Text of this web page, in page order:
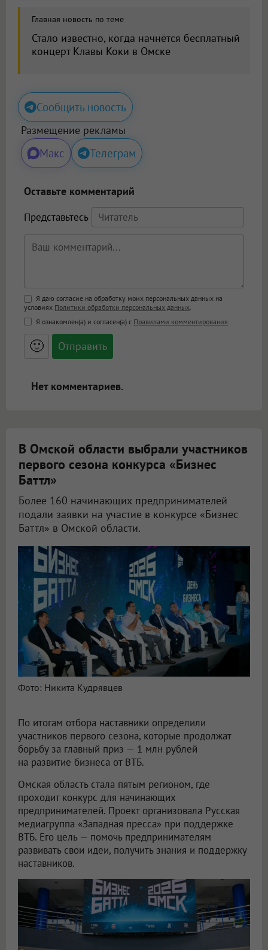
Главная новость по теме
Стало известно, когда начнётся бесплатный
концерт Клавы Коки в Омске
Сообщить новость
Размещение рекламы
Макс Телеграм
Оставьте комментарий
Представьтесь
Поддержка HTML
<b>, <strong>, <u>, <i>, <em>, <s>, <big>,
<small>, <sup>, <sub>, <pre>, <ul>, <ol>, <li>,
<blockquote>, <code> экранирует HTML,
адреса URL автоматически становятся
ссылками, и [img]адрес[/img] будет
Я даю согласие на обработку моих персональных данных на
условиях Политики обработки персональных данных
Я ознакомлен(а) и согласен(а) с Правилами комментирования
🙂
Нет комментариев.
В Омской области выбрали участников
первого сезона конкурса «Бизнес
Баттл»
Более 160 начинающих предпринимателей
подали заявки на участие в конкурсе «Бизнес
Баттл» в Омской области.
Фото: Никита Кудрявцев
По итогам отбора наставники определили
участников первого сезона, которые продолжат
борьбу за главный приз — 1 млн рублей
на развитие бизнеса от ВТБ.
Омская область стала пятым регионом, где
проходит конкурс для начинающих
предпринимателей. Проект организовала Русская
медиагруппа «Западная пресса» при поддержке
ВТБ. Его цель — помочь предпринимателям
развивать свои идеи, получить знания и поддержку
наставников.